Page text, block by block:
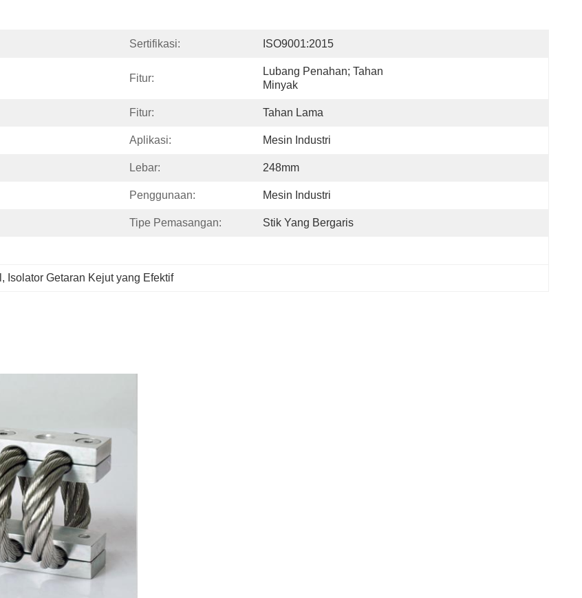
Sertifikasi: ISO9001:2015
Fitur:
Lubang Penahan; Tahan
Minyak
Fitur: Tahan Lama
Aplikasi: Mesin Industri
Lebar: 248mm
Penggunaan: Mesin Industri
Tipe Pemasangan: Stik Yang Bergaris
, Isolator Getaran Kejut yang Efektif